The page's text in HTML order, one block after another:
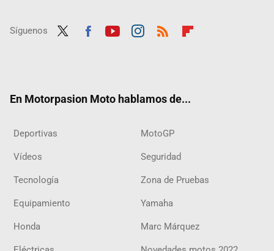
Síguenos
En Motorpasion Moto hablamos de...
Deportivas MotoGP
Vídeos Seguridad
Tecnología Zona de Pruebas
Equipamiento Yamaha
Honda Marc Márquez